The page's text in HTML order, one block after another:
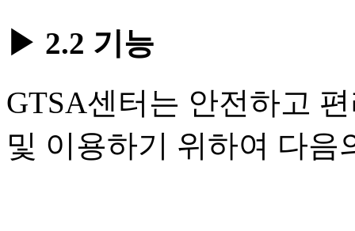
▶ 2.2 기능
GTSA센터는 안전하고
및 이용하기 위하여 다음